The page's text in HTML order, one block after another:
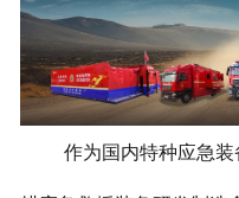
作为国内特种应急